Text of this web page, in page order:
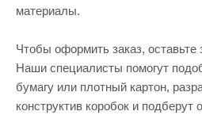
материалы.
Чтобы оформить заказ, оставьте
Наши специалисты помогут
бумагу или плотный картон,
конструктив коробок и